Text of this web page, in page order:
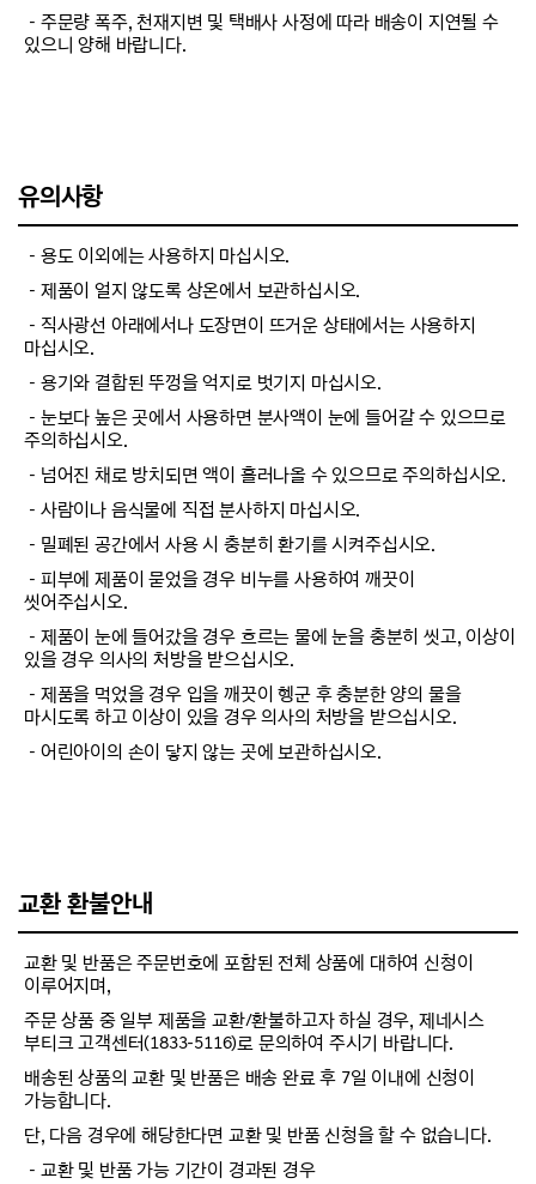
－주문량 폭주, 천재지변 및 택배사 사정에 따라 배송이 지연될 수
있으니 양해 바랍니다.
유의사항
－용도 이외에는 사용하지 마십시오.
－제품이 얼지 않도록 상온에서 보관하십시오.
－직사광선 아래에서나 도장면이 뜨거운 상태에서는 사용하지
마십시오.
－용기와 결합된 뚜껑을 억지로 벗기지 마십시오.
－눈보다 높은 곳에서 사용하면 분사액이 눈에 들어갈 수 있으므로
주의하십시오.
－넘어진 채로 방치되면 액이 흘러나올 수 있으므로 주의하십시오.
－사람이나 음식물에 직접 분사하지 마십시오.
－밀폐된 공간에서 사용 시 충분히 환기를 시켜주십시오.
－피부에 제품이 묻었을 경우 비누를 사용하여 깨끗이
씻어주십시오.
－제품이 눈에 들어갔을 경우 흐르는 물에 눈을 충분히 씻고, 이상이
있을 경우 의사의 처방을 받으십시오.
－제품을 먹었을 경우 입을 깨끗이 헹군 후 충분한 양의 물을
마시도록 하고 이상이 있을 경우 의사의 처방을 받으십시오.
－어린아이의 손이 닿지 않는 곳에 보관하십시오.
교환 환불안내
교환 및 반품은 주문번호에 포함된 전체 상품에 대하여 신청이
이루어지며,
주문 상품 중 일부 제품을 교환/환불하고자 하실 경우, 제네시스
부티크 고객센터(1833-5116)로 문의하여 주시기 바랍니다.
배송된 상품의 교환 및 반품은 배송 완료 후 7일 이내에 신청이
가능합니다.
단, 다음 경우에 해당한다면 교환 및 반품 신청을 할 수 없습니다.
－교환 및 반품 가능 기간이 경과된 경우